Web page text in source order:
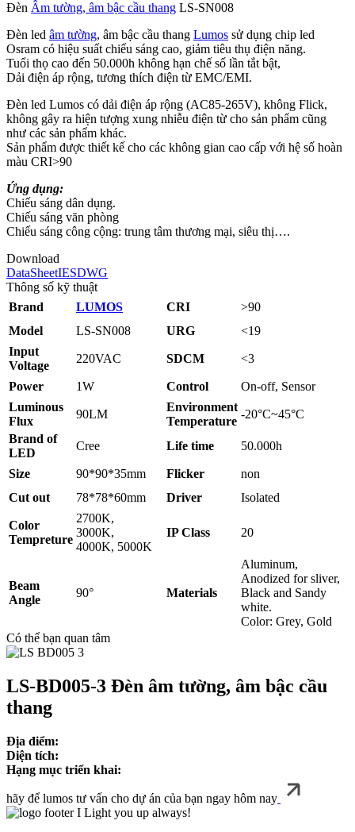
Đèn Âm tường, âm bậc cầu thang LS-SN008
Đèn led âm tường, âm bậc cầu thang Lumos sử dụng chip led
Osram có hiệu suất chiếu sáng cao, giảm tiêu thụ điện năng.
Tuổi thọ cao đến 50.000h không hạn chế số lần tắt bật,
Dải điện áp rộng, tương thích điện từ EMC/EMI.
Đèn led Lumos có dải điện áp rộng (AC85-265V), không Flick,
không gây ra hiện tượng xung nhiễu điện từ cho sản phẩm cũng
như các sản phẩm khác.
Sản phẩm được thiết kế cho các không gian cao cấp với hệ số hoàn
màu CRI>90
Ứng dụng:
Chiếu sáng dân dụng.
Chiếu sáng văn phòng
Chiếu sáng công cộng: trung tâm thương mại, siêu thị….
Download
DataSheetIESDWG
Thông số kỹ thuật
Brand
LUMOS CRI
>90
Model
LS-SN008 URG
<19
Input
Voltage
220VAC SDCM <3
Power 1W Control
On-off, Sensor
Luminous
Flux
90LM
Environment
Temperature
-20°C~45°C
Brand of
LED
Cree Life time 50.000h
Size 90*90*35mm Flicker
non
Cut out
78*78*60mm Driver Isolated
Color
Tempreture
2700K,
3000K,
4000K, 5000K
IP Class 20
Beam
Angle
90° Materials
Aluminum,
Anodized for sliver,
Black and Sandy
white.
Color: Grey, Gold
Có thể bạn quan tâm
LS-BD005-3 Đèn âm tường, âm bậc cầu
thang
Địa điểm:
Diện tích:
Hạng mục triển khai:
hãy để lumos tư vấn cho dự án của bạn ngay hôm nay
I Light you up always!